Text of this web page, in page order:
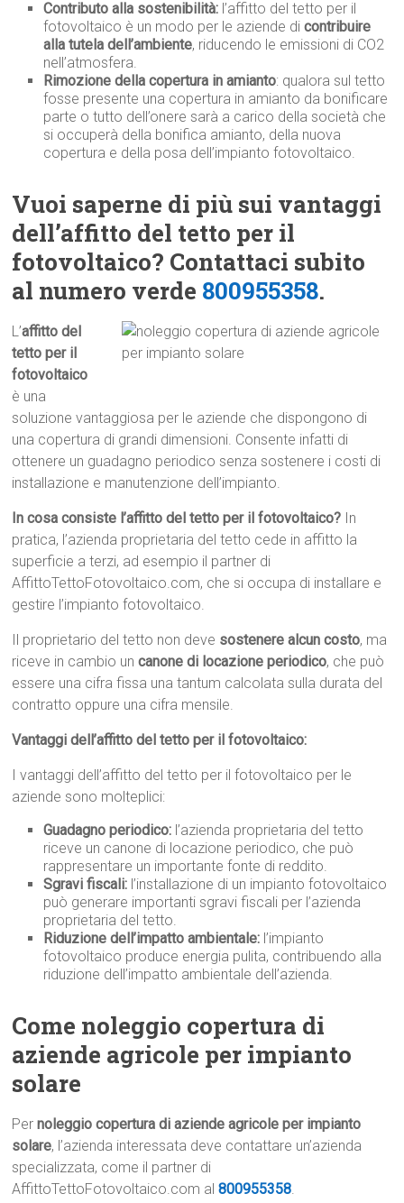
Contributo alla sostenibilità: l’affitto del tetto per il
fotovoltaico è un modo per le aziende dicontribuire
alla tutela dell’ambiente, riducendo le emissioni di CO2
nell’atmosfera.
Rimozione della copertura in amianto: qualora sul tetto
fosse presente una copertura in amianto da bonificare
parte o tutto dell’onere sarà a carico della società che
si occuperà della bonifica amianto, della nuova
copertura e della posa dell’impianto fotovoltaico.
Vuoi saperne di più sui vantaggi
dell’affitto del tetto per il
fotovoltaico? Contattaci subito
al numero verde 800955358.
L’affitto del
tetto per il
fotovoltaico
è una
soluzione vantaggiosa per le aziende che dispongono di
una copertura di grandi dimensioni. Consente infatti di
ottenere un guadagno periodico senza sostenere i costi di
installazione e manutenzione dell’impianto.
In cosa consiste l’affitto del tetto per il fotovoltaico? In
pratica, l’azienda proprietaria del tetto cede in affitto la
superficie a terzi, ad esempio il partner di
AffittoTettoFotovoltaico.com, che si occupa di installare e
gestire l’impianto fotovoltaico.
Il proprietario del tetto non deve sostenere alcun costo, ma
riceve in cambio uncanone di locazione periodico, che può
essere una cifra fissa una tantum calcolata sulla durata del
contratto oppure una cifra mensile.
Vantaggi dell’affitto del tetto per il fotovoltaico:
I vantaggi dell’affitto del tetto per il fotovoltaico per le
aziende sono molteplici:
Guadagno periodico: l’azienda proprietaria del tetto
riceve un canone di locazione periodico, che può
rappresentare un importante fonte di reddito.
Sgravi fiscali: l’installazione di un impianto fotovoltaico
può generare importanti sgravi fiscali per l’azienda
proprietaria del tetto.
Riduzione dell’impatto ambientale: l’impianto
fotovoltaico produce energia pulita, contribuendo alla
riduzione dell’impatto ambientale dell’azienda.
Come noleggio copertura di
aziende agricole per impianto
solare
Pernoleggio copertura di aziende agricole per impianto
solare, l’azienda interessata deve contattare un’azienda
specializzata, come il partner di
AffittoTettoFotovoltaico.com al800955358.